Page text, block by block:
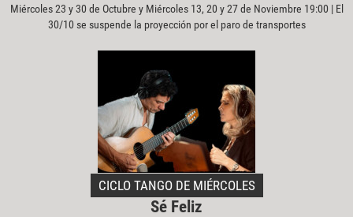
Miércoles 23 y 30 de Octubre y Miércoles 13, 20 y 27 de Noviembre 19:00 | El
30/10 se suspende la proyección por el paro de transportes
CICLO TANGO DE MIÉRCOLES
Sé Feliz